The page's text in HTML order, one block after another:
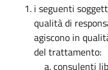
i seguenti
qualità di
agiscono in
del trattamento:
consulenti